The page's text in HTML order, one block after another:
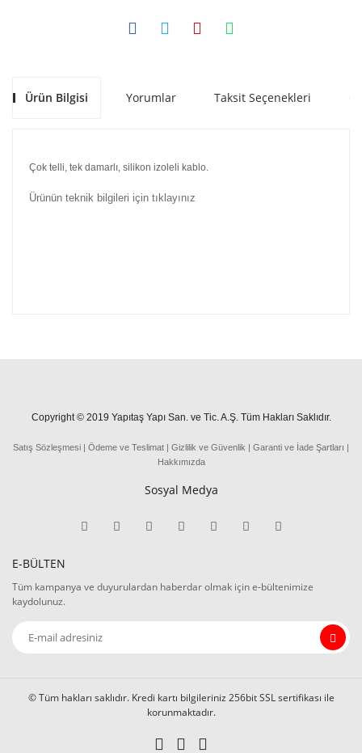
Ürün Bilgisi Yorumlar Taksit Seçenekleri
Çok telli, tek damarlı, silikon izoleli kablo.
Ürünün teknik bilgileri için tıklayınız
Copyright © 2019 Yapıtaş Yapı San. ve Tic. A.Ş. Tüm Hakları Saklıdır.
Satış Sözleşmesi | Ödeme ve Teslimat | Gizlilik ve Güvenlik | Garanti ve İade Şartları |
Hakkımızda
Sosyal Medya
E-BÜLTEN
Tüm kampanya ve duyurulardan haberdar olmak için e-bültenimize
kaydolunuz.
© Tüm hakları saklıdır. Kredi kartı bilgileriniz 256bit SSL sertifikası ile
korunmaktadır.